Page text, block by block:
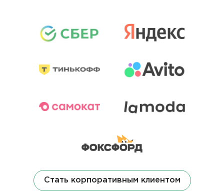
Стать корпоративным клиентом